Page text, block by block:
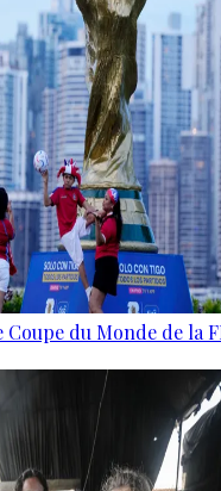
du Monde de la